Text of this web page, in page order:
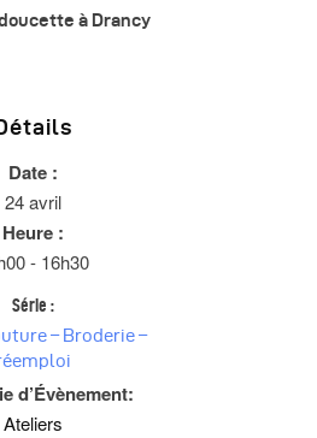
à Drancy
Date :
24 avril
Heure :
- 16h30
Série :
– Broderie –
d’Évènement:
Ateliers